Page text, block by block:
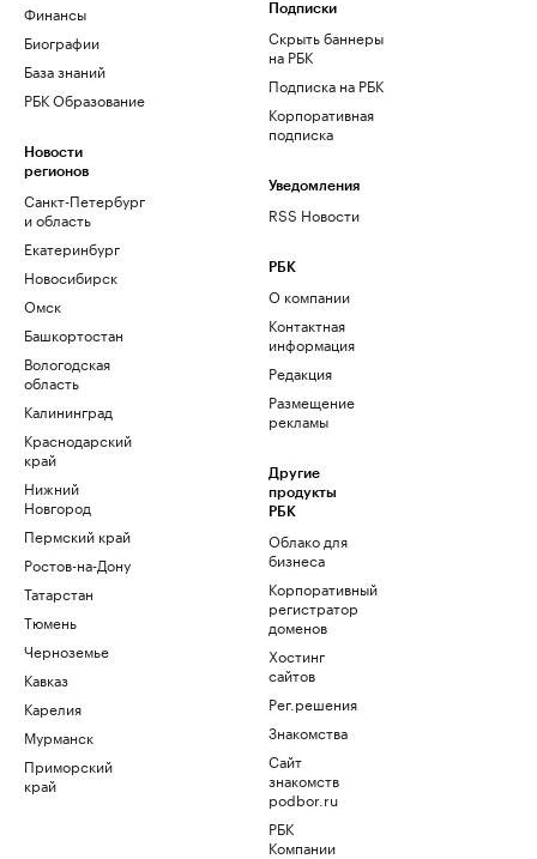
Финансы
Биографии
База знаний
РБК Образование
Новости
регионов
Санкт-Петербург
и область
Екатеринбург
Новосибирск
Омск
Башкортостан
Вологодская
область
Калининград
Краснодарский
край
Нижний
Новгород
Пермский край
Ростов-на-Дону
Татарстан
Тюмень
Черноземье
Кавказ
Карелия
Мурманск
Приморский
край
Подписки
Скрыть баннеры
на РБК
Подписка на РБК
Корпоративная
подписка
Уведомления
RSS Новости
РБК
О компании
Контактная
информация
Редакция
Размещение
рекламы
Другие
продукты
РБК
Облако для
бизнеса
Корпоративный
регистратор
доменов
Хостинг
сайтов
Рег.решения
Знакомства
Сайт
знакомств
podbor.ru
РБК
Компании